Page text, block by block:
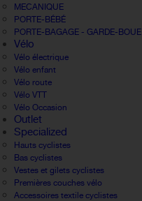
MECANIQUE
PORTE-BÉBÉ
PORTE-BAGAGE - GARDE-BOUE
Vélo
Vélo électrique
Vélo enfant
Vélo route
Vélo VTT
Vélo Occasion
Outlet
Specialized
Hauts cyclistes
Bas cyclistes
Vestes et gilets cyclistes
Premières couches vélo
Accessoires textile cyclistes